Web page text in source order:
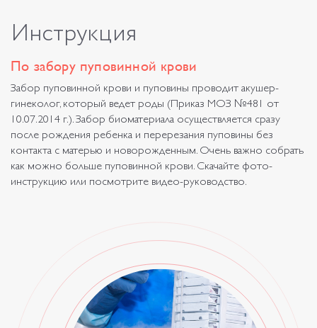
Инструкция
По забору пуповинной крови
Забор пуповинной крови и пуповины проводит акушер-
гинеколог, который ведет роды (Приказ МОЗ №481 от
10.07.2014 г.). Забор биоматериала осуществляется сразу
после рождения ребенка и перерезания пуповины без
контакта с матерью и новорожденным. Очень важно собрать
как можно больше пуповинной крови. Скачайте фото-
инструкцию или посмотрите видео-руководство.